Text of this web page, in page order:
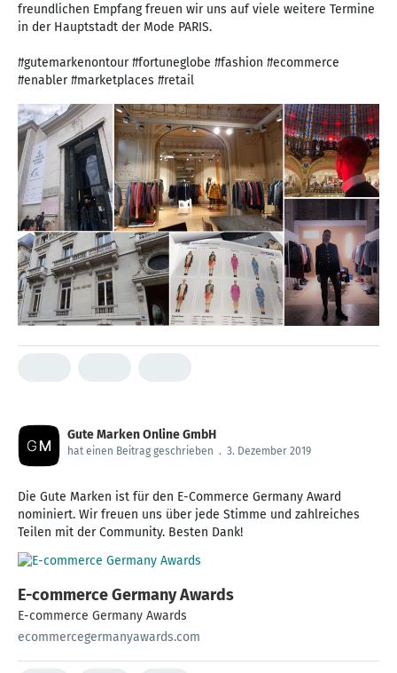
freundlichen Empfang freuen wir uns auf viele weitere Termine
in der Hauptstadt der Mode PARIS.
#gutemarkenontour #fortuneglobe #fashion #ecommerce
#enabler #marketplaces #retail
Gute Marken Online GmbH
hat einen Beitrag geschrieben . 3. Dezember 2019
Die Gute Marken ist für den E-Commerce Germany Award
nominiert. Wir freuen uns über jede Stimme und zahlreiches
Teilen mit der Community. Besten Dank!
E-commerce Germany Awards
E-commerce Germany Awards
ecommercegermanyawards.com